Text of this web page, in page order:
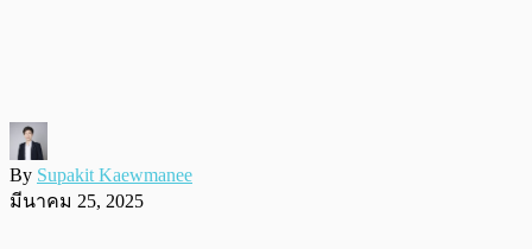
By Supakit Kaewmanee
มีนาคม 25, 2025